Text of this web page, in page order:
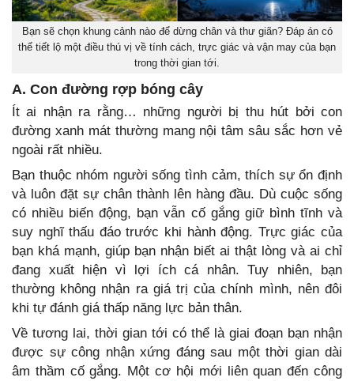
Bạn sẽ chọn khung cảnh nào để dừng chân và thư giãn? Đáp án có
thể tiết lộ một điều thú vị về tính cách, trực giác và vận may của bạn
trong thời gian tới.
A. Con đường rợp bóng cây
Ít ai nhận ra rằng… những người bị thu hút bởi con
đường xanh mát thường mang nội tâm sâu sắc hơn vẻ
ngoài rất nhiều.
Bạn thuộc nhóm người sống tình cảm, thích sự ổn định
và luôn đặt sự chân thành lên hàng đầu. Dù cuộc sống
có nhiều biến động, bạn vẫn cố gắng giữ bình tĩnh và
suy nghĩ thấu đáo trước khi hành động. Trực giác của
bạn khá mạnh, giúp bạn nhận biết ai thật lòng và ai chỉ
đang xuất hiện vì lợi ích cá nhân. Tuy nhiên, bạn
thường không nhận ra giá trị của chính mình, nên đôi
khi tự đánh giá thấp năng lực bản thân.
Về tương lai, thời gian tới có thể là giai đoạn bạn nhận
được sự công nhận xứng đáng sau một thời gian dài
âm thầm cố gắng. Một cơ hội mới liên quan đến công